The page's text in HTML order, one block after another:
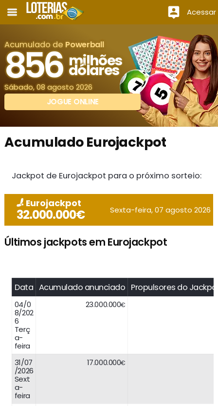
Acessar
Acumulado de Powerball
856 milhões
dólares
Sábado, 08 agosto 2026
JOGUE ONLINE
Acumulado Eurojackpot
Jackpot de Eurojackpot para o próximo sorteio:
Eurojackpot
32.000.000€ Sexta-feira, 07 agosto 2026
Últimos jackpots em Eurojackpot
Data Acumulado anunciado Propulsores do
04/0
8/202
6
Terç
a-
feira
23.000.000€
31/07
/2026
Sext
a-
feira
17.000.000€